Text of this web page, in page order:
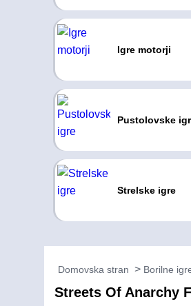
Igre motorji
Pustolovske
Strelske igre
Domovska stran Borilne
Streets Of Anarchy